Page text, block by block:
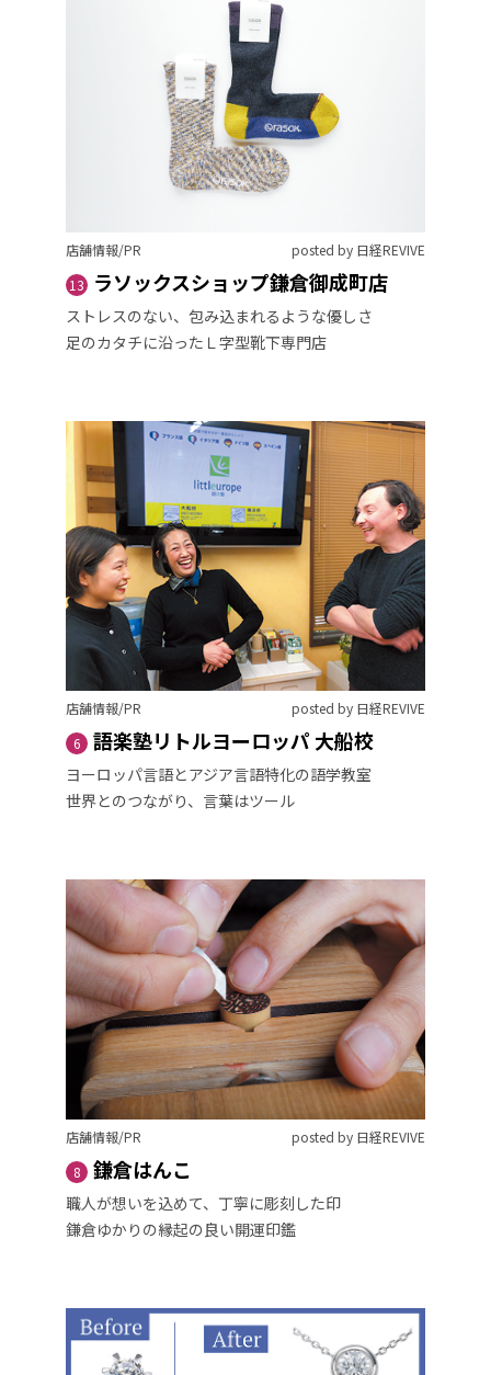
店舗情報/PR
posted by 日経REVIVE
13
ラソックスショップ鎌倉御成町店
ストレスのない、包み込まれるような優しさ
足のカタチに沿ったＬ字型靴下専門店
店舗情報/PR
posted by 日経REVIVE
6
語楽塾リトルヨーロッパ 大船校
ヨーロッパ言語とアジア言語特化の語学教室
世界とのつながり、言葉はツール
店舗情報/PR
posted by 日経REVIVE
8
鎌倉はんこ
職人が想いを込めて、丁寧に彫刻した印
鎌倉ゆかりの縁起の良い開運印鑑